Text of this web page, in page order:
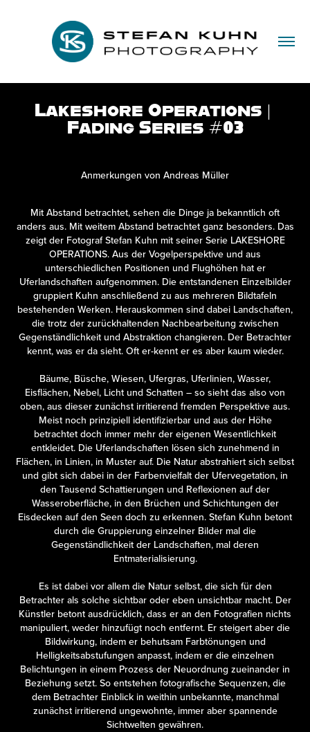
Lakeshore Operations |
Fading Series #03
Anmerkungen von Andreas Müller
Mit Abstand betrachtet, sehen die Dinge ja bekanntlich oft
anders aus. Mit weitem Abstand betrachtet ganz besonders. Das
zeigt der Fotograf Stefan Kuhn mit seiner Serie LAKESHORE
OPERATIONS. Aus der Vogelperspektive und aus
unterschiedlichen Positionen und Flughöhen hat er
Uferlandschaften aufgenommen. Die entstandenen Einzelbilder
gruppiert Kuhn anschließend zu aus mehreren Bildtafeln
bestehenden Werken. Herauskommen sind dabei Landschaften,
die trotz der zurückhaltenden Nachbearbeitung zwischen
Gegenständlichkeit und Abstraktion changieren. Der Betrachter
kennt, was er da sieht. Oft er-kennt er es aber kaum wieder.
Bäume, Büsche, Wiesen, Ufergras, Uferlinien, Wasser,
Eisflächen, Nebel, Licht und Schatten – so sieht das also von
oben, aus dieser zunächst irritierend fremden Perspektive aus.
Meist noch prinzipiell identifizierbar und aus der Höhe
betrachtet doch immer mehr der eigenen Wesentlichkeit
entkleidet. Die Uferlandschaften lösen sich zunehmend in
Flächen, in Linien, in Muster auf. Die Natur abstrahiert sich selbst
und gibt sich dabei in der Farbenvielfalt der Ufervegetation, in
den Tausend Schattierungen und Reflexionen auf der
Wasseroberfläche, in den Brüchen und Schichtungen der
Eisdecken auf den Seen doch zu erkennen. Stefan Kuhn betont
durch die Gruppierung einzelner Bilder mal die
Gegenständlichkeit der Landschaften, mal deren
Entmaterialisierung.
Es ist dabei vor allem die Natur selbst, die sich für den
Betrachter als solche sichtbar oder eben unsichtbar macht. Der
Künstler betont ausdrücklich, dass er an den Fotografien nichts
manipuliert, weder hinzufügt noch entfernt. Er steigert aber die
Bildwirkung, indem er behutsam Farbtönungen und
Helligkeitsabstufungen anpasst, indem er die einzelnen
Belichtungen in einem Prozess der Neuordnung zueinander in
Beziehung setzt. So entstehen fotografische Sequenzen, die
dem Betrachter Einblick in weithin unbekannte, manchmal
zunächst irritierend ungewohnte, immer aber spannende
Sichtwelten gewähren.